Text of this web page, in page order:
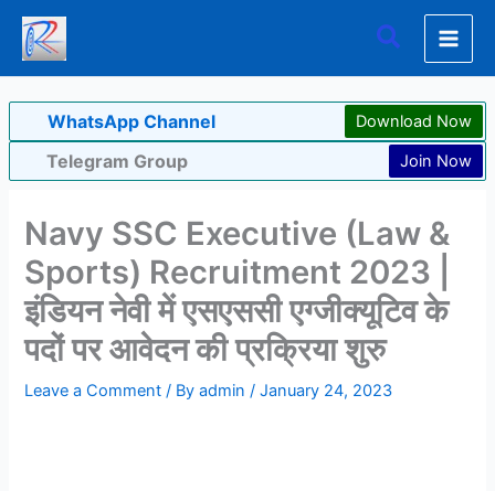
Skip
content
Search
WhatsApp Channel Download Now
Telegram Group Join Now
Navy SSC Executive (Law &
Sports) Recruitment 2023 |
इंडियन नेवी में एसएससी एग्जीक्यूटिव के
पदों पर आवेदन की प्रक्रिया शुरु
Leave a Comment / Byadmin/January 24, 2023